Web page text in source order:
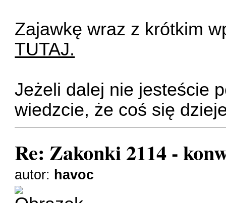
Zajawkę wraz z krótkim
TUTAJ.
Jeżeli dalej nie jesteście
wiedzcie, że coś się
Re: Zakonki 2114 -
autor: havoc